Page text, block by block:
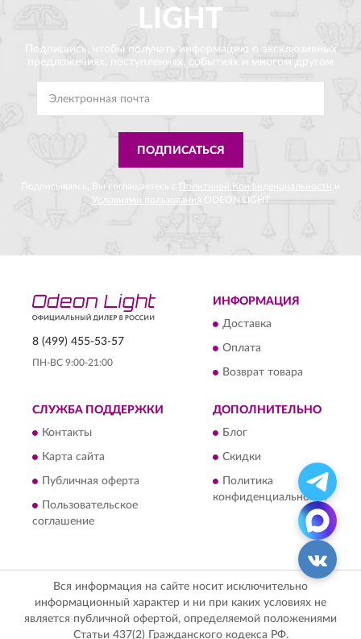
LIGHT
Подпишись, чтобы получать информацию о эксклюзивных
предложениях,
поступлениях, событиях и многом другом
ПОДПИСАТЬСЯ
Подписываясь, Вы соглашаетесь с Политикой Конфиденциальности
Условиями пользования
ODEON LIGHT
8 (499) 455-53-57
ПН-ВС 9:00-21:00
ИНФОРМАЦИЯ
Доставка
Оплата
Возврат товара
СЛУЖБА ПОДДЕРЖКИ
Контакты
Карта сайта
Публичная оферта
Пользовательское
соглашение
ДОПОЛНИТЕЛЬНО
Блог
Скидки
Политика
конфиденциальности
Вся информация на сайте носит исключительно
информационный характер и ни при каких условиях не
является публичной офертой, определяемой положениями
Статьи 437(2) Гражданского кодекса РФ.